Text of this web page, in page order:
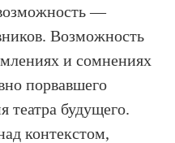
—
Возможность
и сомнениях
порвавшего
театра будущего.
контекстом,